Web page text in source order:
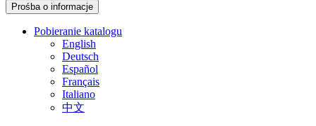
Prośba o informacje
Pobieranie katalogu
English
Deutsch
Español
Français
Italiano
中文